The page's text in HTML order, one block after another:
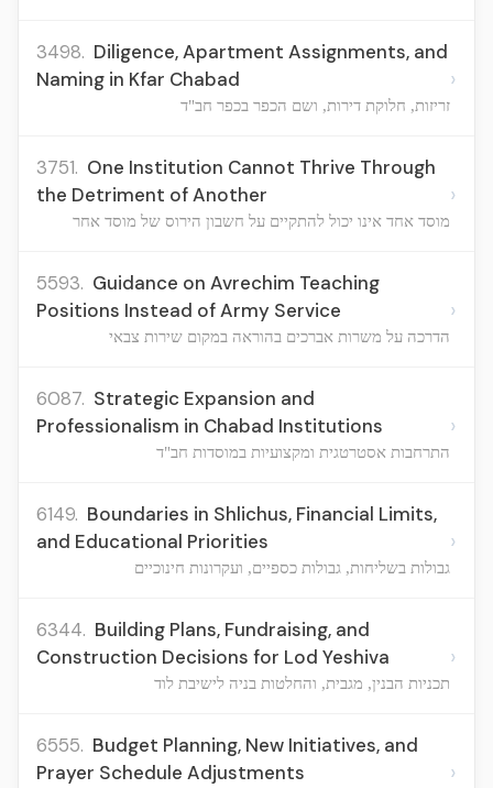
3498. Diligence, Apartment Assignments, and
Naming in Kfar Chabad
זריזות, חלוקת דירות, ושם הכפר בכפר חב"ד
›
3751. One Institution Cannot Thrive Through
the Detriment of Another
מוסד אחד אינו יכול להתקיים על חשבון הירוס של מוסד אחר
›
5593. Guidance on Avrechim Teaching
Positions Instead of Army Service
הדרכה על משרות אברכים בהוראה במקום שירות צבאי
›
6087. Strategic Expansion and
Professionalism in Chabad Institutions
התרחבות אסטרטגית ומקצועיות במוסדות חב"ד
›
6149. Boundaries in Shlichus, Financial Limits,
and Educational Priorities
גבולות בשליחות, גבולות כספיים, ועקרונות חינוכיים
›
6344. Building Plans, Fundraising, and
Construction Decisions for Lod Yeshiva
תכניות הבנין, מגבית, והחלטות בניה לישיבת לוד
›
6555. Budget Planning, New Initiatives, and
Prayer Schedule Adjustments
›